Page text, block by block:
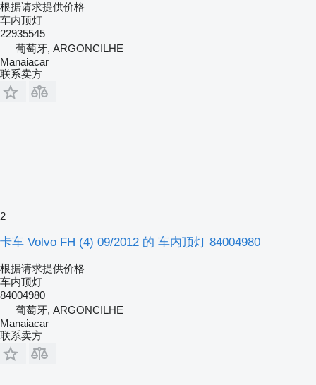
根据请求提供价格
车内顶灯
22935545
葡萄牙, ARGONCILHE
Manaiacar
联系卖方
2
卡车 Volvo FH (4) 09/2012 的 车内顶灯 84004980
根据请求提供价格
车内顶灯
84004980
葡萄牙, ARGONCILHE
Manaiacar
联系卖方